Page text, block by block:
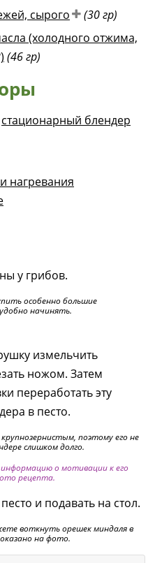
сырого (30 гр)
(холодного отжима,
(46 гр)
стационарный блендер
нагревания
у грибов.
особенно большие
начинять.
измельчить
ножом. Затем
переработать эту
в песто.
поэтому его не
слишком долго.
о мотивации к его
рецепта.
и подавать на стол.
воткнуть орешек миндаля в
на фото.